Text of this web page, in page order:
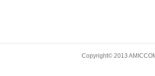
Copyright© 2013